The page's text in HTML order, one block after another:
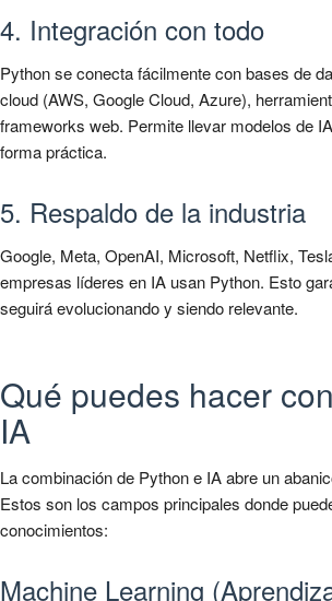
4. Integración con todo
Python se conecta fácilmente con bases de
cloud (AWS, Google Cloud, Azure),
frameworks web. Permite llevar modelos de
forma práctica.
5. Respaldo de la industria
Google, Meta, OpenAI, Microsoft, Netflix,
empresas líderes en IA usan Python. Esto
seguirá evolucionando y siendo relevante.
Qué puedes hacer
IA
La combinación de Python e IA abre un
Estos son los campos principales donde
conocimientos:
Machine Learning